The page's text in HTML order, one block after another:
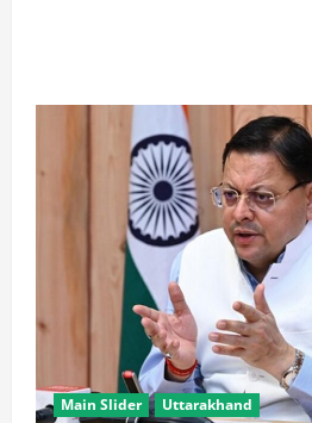
Main Slider Uttarakhand